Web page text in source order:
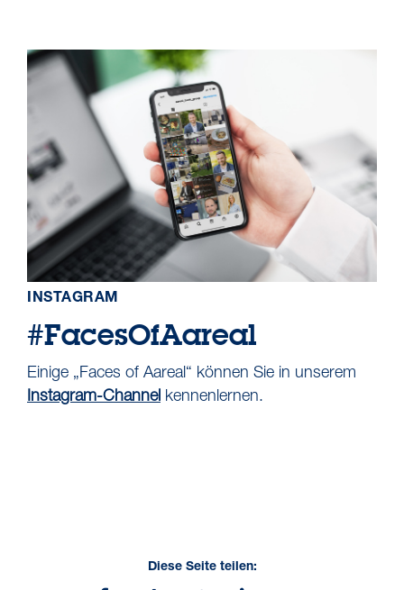
INSTAGRAM
#FacesOfAareal
Einige „Faces of Aareal“ können Sie in unserem
Instagram-Channel kennenlernen.
Diese Seite teilen: